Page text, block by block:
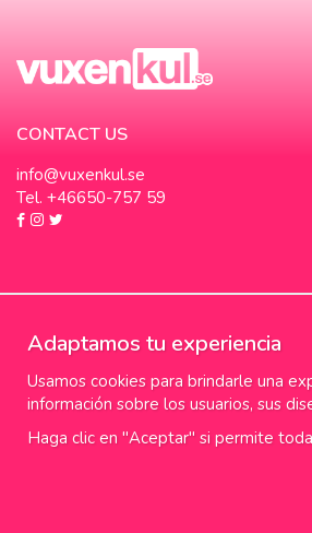
CONTACT US
info@vuxenkul.se
Tel. +46650-757 59
Adaptamos tu experiencia
Usamos cookies para brindarle una
información sobre los usuarios, sus
Haga clic en "Aceptar" si permite